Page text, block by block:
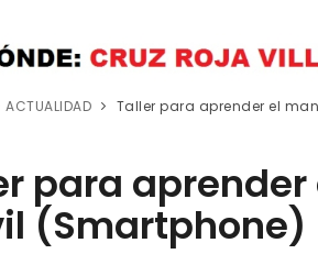
ACTUALIDAD Taller para aprender el
para
(Smartphone)